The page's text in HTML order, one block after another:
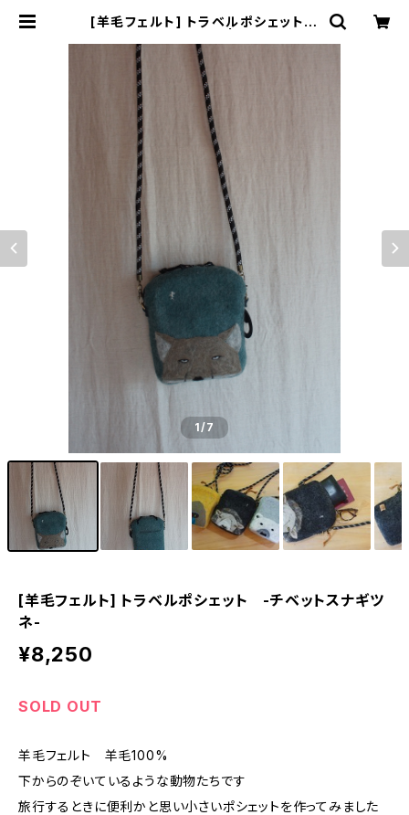
[羊毛フェルト] トラベルポシェット
n 29
1/7
[羊毛フェルト] トラベルポシェット -チベットスナギツ
ネ-
¥8,250
SOLD OUT
羊毛フェルト 羊毛100%
下からのぞいているような動物たちです
旅行するときに便利かと思い小さいポシェットを作ってみました